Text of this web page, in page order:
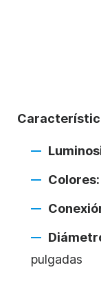
Colores:
pulgadas